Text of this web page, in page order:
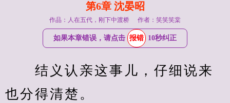
第6章 沈晏昭
作品：人在五代，刚下中渡桥 作者：笑笑笑棠
如果本章错误，请点击 报错 10秒纠正
结义认亲这事儿，仔细说来
也分得清楚。